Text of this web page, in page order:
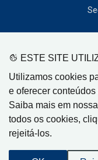
ESTE SITE
Utilizamos cookies
e oferecer
Saiba mais em nossa
todos os cookies,
rejeitá-los.
Limeira - SP,